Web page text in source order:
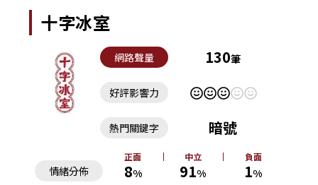
十字冰室
網路聲量 130筆
好評影響力
情緒分佈
正面
8%
中立
91%
負面
1%
熱門關鍵字 暗號